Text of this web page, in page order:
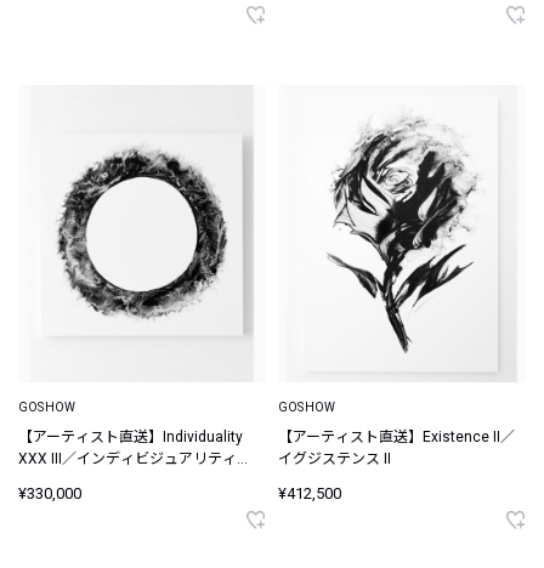
GOSHOW
【アーティスト直送】Individuality
XXX III／インディビジュアリティ
¥330,000
GOSHOW
【アーティスト直送】Existence II／
イグジステンス II
¥412,500